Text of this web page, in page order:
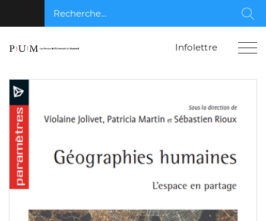
Recherche...
Infolettre